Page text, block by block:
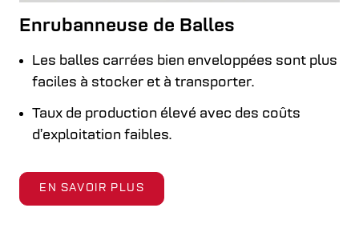
Enrubanneuse de Balles
Les balles carrées bien enveloppées sont plus
faciles à stocker et à transporter.
Taux de production élevé avec des coûts
d’exploitation faibles.
EN SAVOIR PLUS